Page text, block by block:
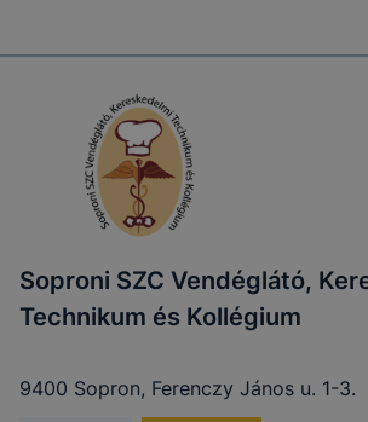
Soproni SZC Vendéglátó,
Technikum és Kollégium
9400 Sopron, Ferenczy János u. 1-3.